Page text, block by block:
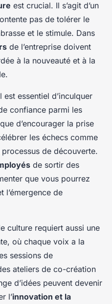
est crucial. Il s’agit d’un
pas de tolérer le
et le stimule. Dans
de l’entreprise doivent
à la nouveauté et à la
est essentiel d’inculquer
confiance parmi les
d’encourager la prise
les échecs comme
de découverte.
de sortir des
que vous pourrez
l’émergence de
culture requiert aussi une
où chaque voix a la
sessions de
ateliers de co-création
d’idées peuvent devenir
l’innovation et la